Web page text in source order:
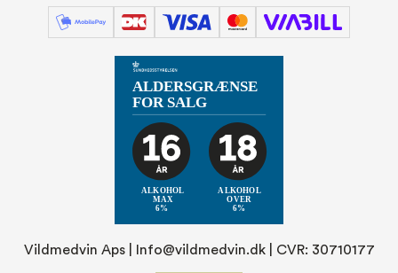
Vildmedvin Aps | Info@vildmedvin.dk| CVR: 30710177